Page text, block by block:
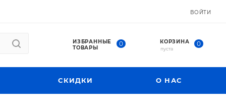
ВОЙТИ
ИЗБРАННЫЕ
ТОВАРЫ
0 КОРЗИНА 0
пуста
СКИДКИ О НАС